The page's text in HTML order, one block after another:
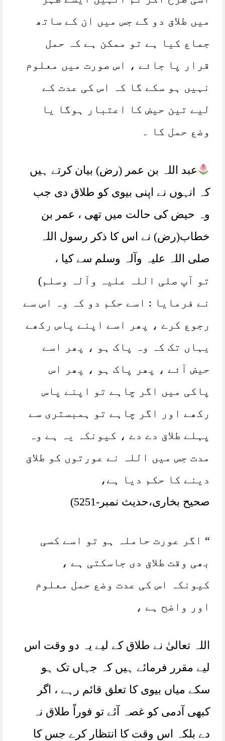
میں طلاق دو گے جس میں ان کے ساتھ
جماع کیا ہے تو ممکن ہے کہ حمل
قرار پا جائے ، اس صورت میں معلوم
نہیں ہو سکے گا کہ اس کی عدت کے
لیے تین حیض کا اعتبار ہوگا یا
وضع حمل کا ۔
عبد اللہ بن عمر (رض) بیان کرتے ہیں
کہ انہوں نے اپنی بیوی کو طلاق دی جب
وہ حیض کی حالت میں تھی ، عمر بن
خطاب(رض) نے اس کا ذکر رسول اللہ
صلی اللہ علیہ وآلہ وسلم سے کیا ،
تو آپ صلی اللہ علیہ وآلہ وسلم)
نے فرمایا : اسے حکم دو کہ وہ اس سے
رجوع کرے ، پھر اسے اپنے پاس رکھے
یہاں تک کہ وہ پاک ہو ، پھر اسے
حیض آئے ، پھر پاک ہو ، پھر اس
پاکی میں اگر چاہے تو اپنے پاس
رکھے اور اگر چاہے تو ہمبستری سے
پہلے طلاق دے دے ، کیونکہ یہ ہے وہ
مدت جس میں اللہ نے عورتوں کو طلاق
دینے کا حکم دیا ہے،
صحیح بخاری،حدیث نمبر-5251)
“ اگر عورت حاملہ ہو تو اسے کسی
بھی وقت طلاق دی جاسکتی ہے ،
کیونکہ اس کی عدت وضع حمل معلوم
اور واضح ہے ،
اللہ تعالیٰ نے طلاق کے لیے یہ دو وقت اس
لیے مقرر فرمائے ہیں کہ جہاں تک ہو
سکے میاں بیوی کا تعلق قائم رہے ، اگر
کبھی آدمی کو غصہ آئے تو فوراً طلاق نہ
دے بلکہ اس وقت کا انتظار کرے جس کا